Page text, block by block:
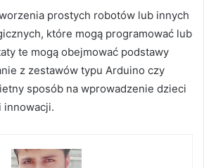
prostych robotów lub innych
które mogą programować lub
te mogą obejmować podstawy
z zestawów typu Arduino czy
sposób na wprowadzenie dzieci
innowacji.